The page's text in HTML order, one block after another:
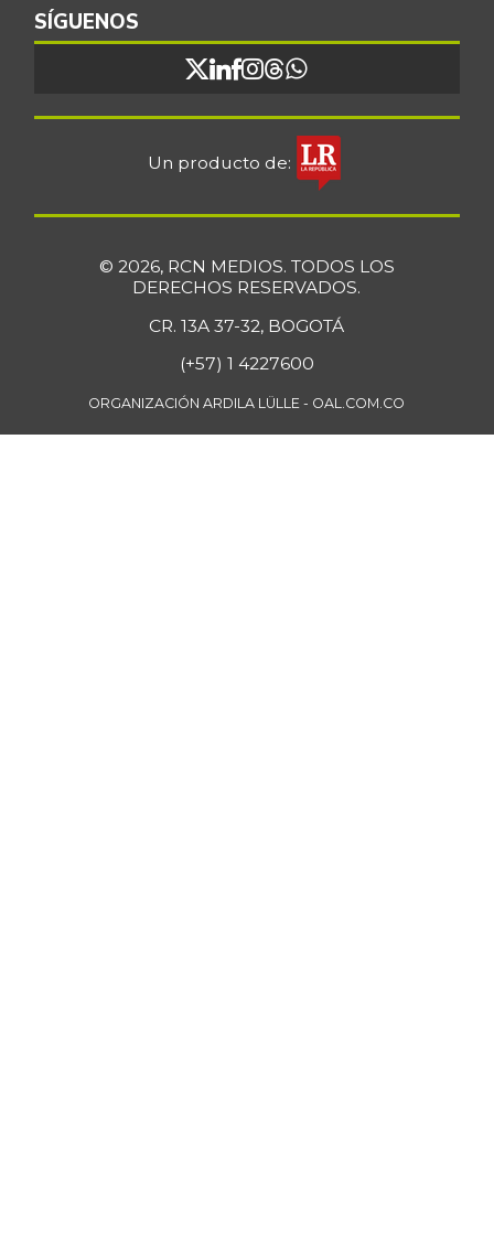
SÍGUENOS
Un producto de:
© 2026, RCN MEDIOS. TODOS LOS
DERECHOS RESERVADOS.
CR. 13A 37-32, BOGOTÁ
(+57) 1 4227600
ORGANIZACIÓN ARDILA LÜLLE - OAL.COM.CO